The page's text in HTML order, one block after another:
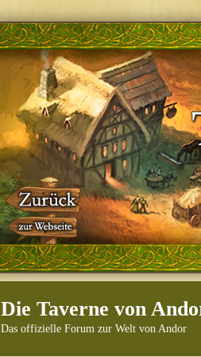
Die Taverne von
Das offizielle Forum zur Welt von Andor